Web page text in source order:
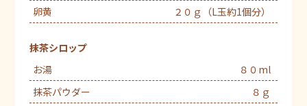
卵黄
２０ｇ（L玉約1個分）
抹茶シロップ
お湯
８０ml
抹茶パウダー
８ｇ